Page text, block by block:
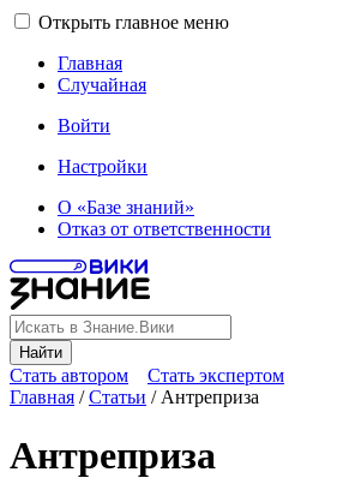
Открыть главное меню
Главная
Случайная
Войти
Настройки
О «Базе знаний»
Отказ от ответственности
Найти
Стать автором
Стать экспертом
Главная /Статьи / Антреприза
Антреприза